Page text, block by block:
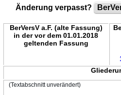
Änderung verpasst?
BerVersV a.F. (alte Fassung)
in der vor dem 01.01.2018
geltenden Fassung
(Textabschnitt unverändert)